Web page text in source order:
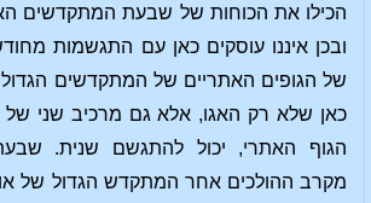
הכילו את הכוחות של שבעת המתקדשים
ובכן איננו עוסקים כאן עם התגשמות
של הגופים האתריים של המתקדשים
כאן שלא רק האגו, אלא גם מרכיב שני של
הגוף האתרי, יכול להתגשם שנית. שבעת
מקרב ההולכים אחר המתקדש הגדול של